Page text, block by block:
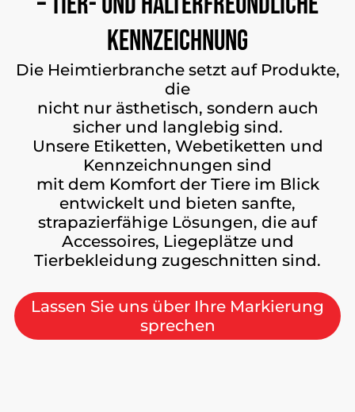
Kennzeichnung
Die Heimtierbranche setzt auf Produkte,
die
nicht nur ästhetisch, sondern auch
sicher und langlebig sind.
Unsere Etiketten, Webetiketten und
Kennzeichnungen sind
mit dem Komfort der Tiere im Blick
entwickelt und bieten sanfte,
strapazierfähige Lösungen, die auf
Accessoires, Liegeplätze und
Tierbekleidung zugeschnitten sind.
Lassen Sie uns über Ihre Markierung
sprechen